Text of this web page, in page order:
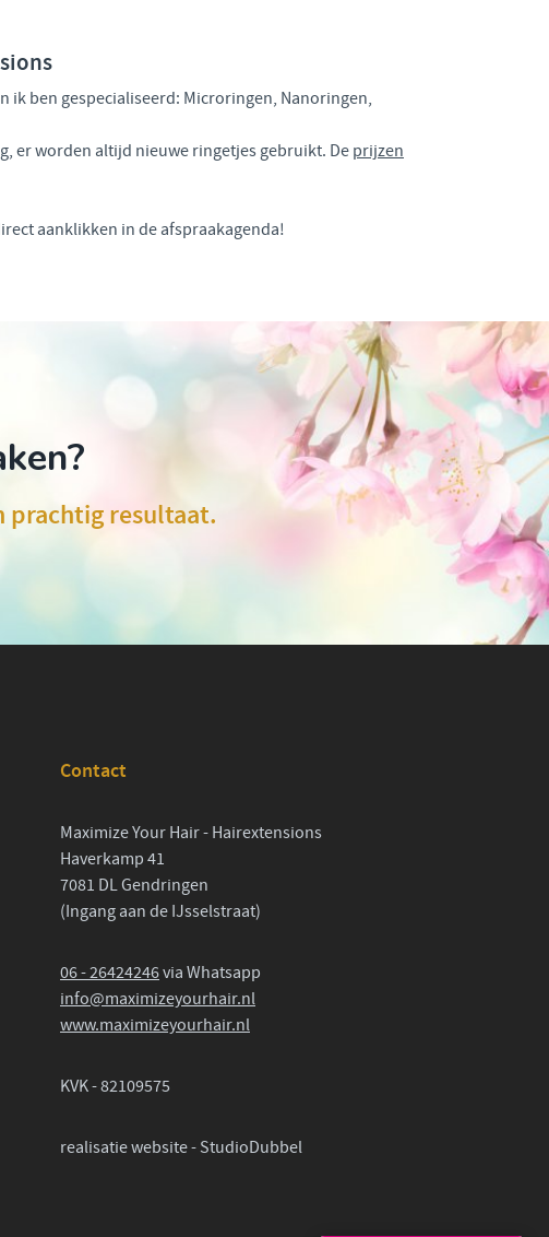
ik ben gespecialiseerd: Microringen, Nanoringen,
er worden altijd nieuwe ringetjes gebruikt. De prijzen
aanklikken in de afspraakagenda!
prachtig resultaat.
Contact
Maximize Your Hair - Hairextensions
Haverkamp 41
7081 DL Gendringen
(Ingang aan de IJsselstraat)
06 - 26424246via Whatsapp
info@maximizeyourhair.nl
www.maximizeyourhair.nl
KVK - 82109575
realisatie website - StudioDubbel